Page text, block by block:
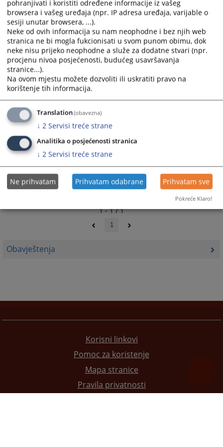
Obavještenja
and
select
a
date.
Press
the
question
mark
to
get
the
keyboard
shortcuts
changing
dates.
and
select
a
date.
Press
the
question
mark
get
the
keyboard
shortcuts
changing
dates.
1 - 1 / 1
1
Korisni linkovi
Pomoc za koristenje
Mapa stranice
Pravila privatnosti
pohranjivati i koristiti određene informacije iz vašeg
browsera i vašeg uređaja (npr. IP adresa uređaja, varijable o
sesiji unutar browsera, ...).
Neke od ovih informacija su nam neophodne i bez njih web
stranica ne bi mogla fukcionisati u svom punom obimu, dok
neke nisu prijeko neophodne a služe za dodatne stvari (npr.
procjenu nivoa posjećenosti, budućeg usavršavanja
stranice...).
Na ovom mjestu možete dozvoliti ili uskratiti pravo na
korištenje tih informacija.
Translation(obavezna)
↓ 2 Servisi treće strane
Analitika o posjećenosti stranica
↓ 2 Servisi treće strane
Ne prihvatam Prihvatam odabrane Prihvatam sve
Pokreće Klaro!